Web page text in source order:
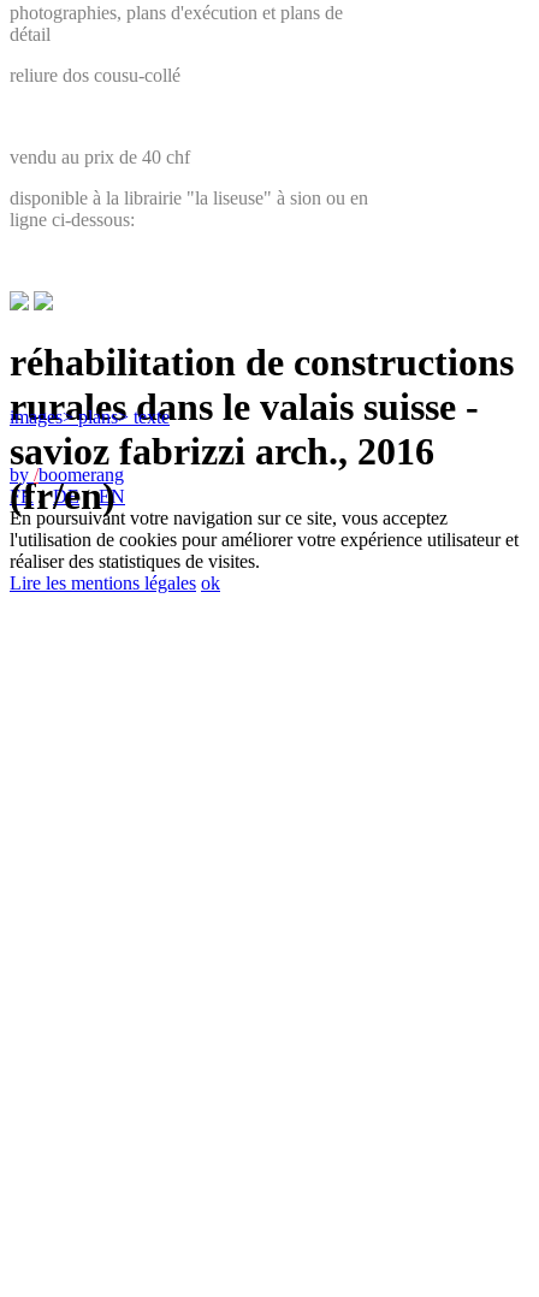
photographies, plans d'exécution et plans de
détail
reliure dos cousu-collé
vendu au prix de 40 chf
disponible à la librairie "la liseuse" à sion ou en
ligne ci-dessous:
réhabilitation de constructions
rurales dans le valais suisse -
savioz fabrizzi arch., 2016
(fr/en)
images> plans> texte
by /boomerang
FR/ DE/ EN
En poursuivant votre navigation sur ce site, vous acceptez
l'utilisation de cookies pour améliorer votre expérience utilisateur et
réaliser des statistiques de visites.
Lire les mentions légales ok